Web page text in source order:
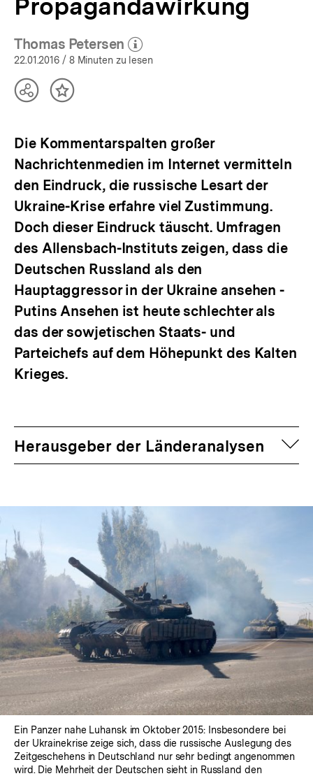
Propagandawirkung
Thomas Petersen
(Mehr zum Autor)
öffnen
22.01.2016 / 8 Minuten zu lesen
TeilenInhalt
Die Kommentarspalten großer
Nachrichtenmedien im Internet vermitteln
den Eindruck, die russische Lesart der
Ukraine-Krise erfahre viel Zustimmung.
Doch dieser Eindruck täuscht. Umfragen
des Allensbach-Instituts zeigen, dass die
Deutschen Russland als den
Hauptaggressor in der Ukraine ansehen -
Putins Ansehen ist heute schlechter als
das der sowjetischen Staats- und
Parteichefs auf dem Höhepunkt des Kalten
Krieges.
Herausgeber der Länderanalysen
Ein Panzer nahe Luhansk im Oktober 2015: Insbesondere bei
der Ukrainekrise zeige sich, dass die russische Auslegung des
Zeitgeschehens in Deutschland nur sehr bedingt angenommen
wird. Die Mehrheit der Deutschen sieht in Russland den